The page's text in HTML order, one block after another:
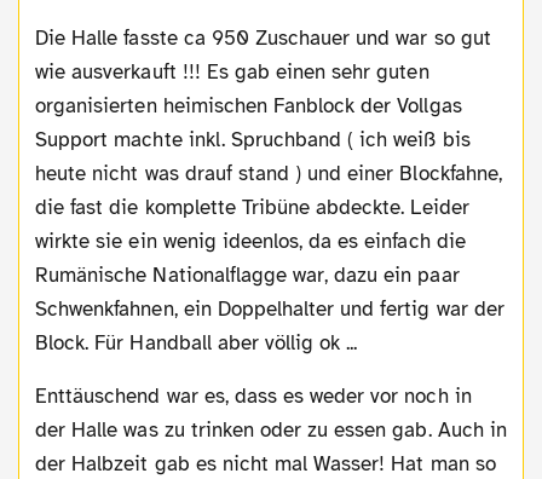
Die Halle fasste ca 950 Zuschauer und war so gut
wie ausverkauft !!! Es gab einen sehr guten
organisierten heimischen Fanblock der Vollgas
Support machte inkl. Spruchband ( ich weiß bis
heute nicht was drauf stand ) und einer Blockfahne,
die fast die komplette Tribüne abdeckte. Leider
wirkte sie ein wenig ideenlos, da es einfach die
Rumänische Nationalflagge war, dazu ein paar
Schwenkfahnen, ein Doppelhalter und fertig war der
Block. Für Handball aber völlig ok ...
Enttäuschend war es, dass es weder vor noch in
der Halle was zu trinken oder zu essen gab. Auch in
der Halbzeit gab es nicht mal Wasser! Hat man so